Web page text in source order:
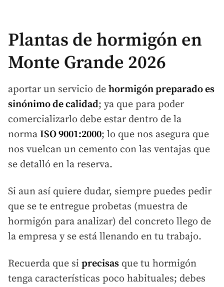
Plantas de hormigón en
Monte Grande 2026
aportar un servicio de hormigón preparadoes
sinónimo de calidad; ya que para poder
comercializarlo debe estar dentro de la
norma ISO 9001:2000; lo que nos asegura que
nos vuelcan un cemento con las ventajas que
se detalló en la reserva.
Si aun así quiere dudar, siempre puedes pedir
que se te entregue probetas (muestra de
hormigón para analizar) del concreto llego de
la empresa y se está llenando en tu trabajo.
Recuerda que si precisas que tu hormigón
tenga características poco habituales; debes